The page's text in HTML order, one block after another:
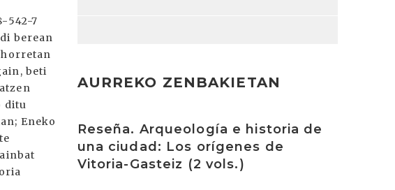
542-7
berean
beti
ditu
Eneko
AURREKO ZENBAKIETAN
Reseña. Arqueología e historia de
una ciudad: Los orígenes de
Vitoria-Gasteiz (2 vols.)